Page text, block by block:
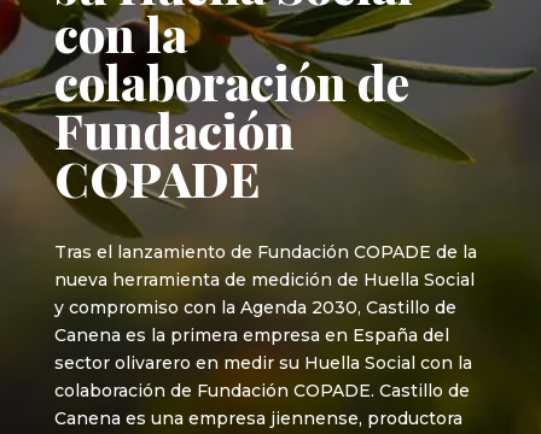
con la
colaboración de
Fundación
COPADE
Tras el lanzamiento de Fundación COPADE de la
nueva herramienta de medición de Huella Social
y compromiso con la Agenda 2030, Castillo de
Canena es la primera empresa en España del
sector olivarero en medir su Huella Social con la
colaboración de Fundación COPADE. Castillo de
Canena es una empresa jiennense, productora